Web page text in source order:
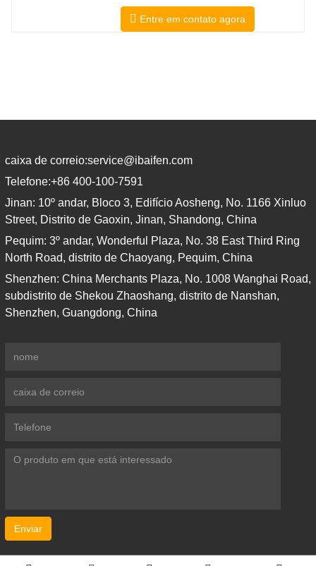
universidades, tribunais e muitos
governos locais. Nós selecione apenas
Entre em contato agora
caixa de correio:service@ibaifen.com
Telefone:+86 400-100-7591
Jinan: 10º andar, Bloco 3, Edifício Aosheng, No. 1166 Xinluo
Street, Distrito de Gaoxin, Jinan, Shandong, China
Pequim: 3º andar, Wonderful Plaza, No. 38 East Third Ring
North Road, distrito de Chaoyang, Pequim, China
Shenzhen: China Merchants Plaza, No. 1008 Wanghai Road,
subdistrito de Shekou Zhaoshang, distrito de Nanshan,
Shenzhen, Guangdong, China
Enviar